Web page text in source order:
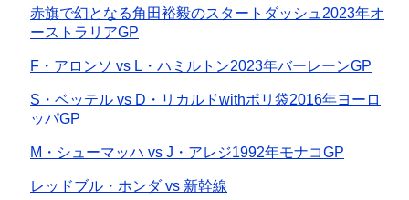
赤旗で幻となる角田裕毅のスタートダッシュ2023年オ
ーストラリアGP
F・アロンソ vs L・ハミルトン2023年バーレーンGP
S・ベッテル vs D・リカルドwithポリ袋2016年ヨーロ
ッパGP
M・シューマッハ vs J・アレジ1992年モナコGP
レッドブル・ホンダ vs 新幹線